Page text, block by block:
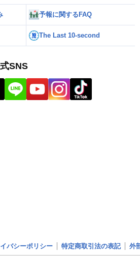
予報に関するFAQ
The Last 10-second
SNS
バシーポリシー 特定商取引法の表記 外